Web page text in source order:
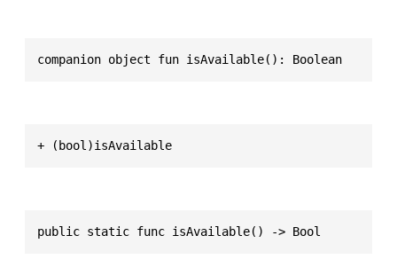
companion object fun isAvailable(): Boolean
+ (bool)isAvailable
public static func isAvailable() -> Bool